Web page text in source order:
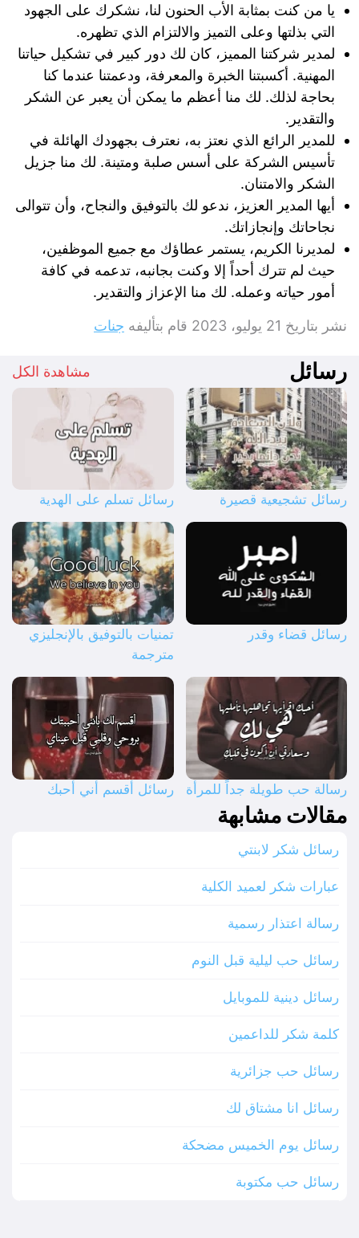
يا من كنت بمثابة الأب الحنون لنا، نشكرك على الجهود
التي بذلتها وعلى التميز والالتزام الذي تظهره.
لمدير شركتنا المميز، كان لك دور كبير في تشكيل حياتنا
المهنية. أكسبتنا الخبرة والمعرفة، ودعمتنا عندما كنا
بحاجة لذلك. لك منا أعظم ما يمكن أن يعبر عن الشكر
والتقدير.
للمدير الرائع الذي نعتز به، نعترف بجهودك الهائلة في
تأسيس الشركة على أسس صلبة ومتينة. لك منا جزيل
الشكر والامتنان.
أيها المدير العزيز، ندعو لك بالتوفيق والنجاح، وأن تتوالى
نجاحاتك وإنجازاتك.
لمديرنا الكريم، يستمر عطاؤك مع جميع الموظفين،
حيث لم تترك أحداً إلا وكنت بجانبه، تدعمه في كافة
أمور حياته وعمله. لك منا الإعزاز والتقدير.
نشر بتاريخ 21 يوليو، 2023 قام بتأليفه جنات
رسائل مشاهدة الكل
رسائل تشجيعية قصيرة رسائل تسلم على الهدية
رسائل قضاء وقدر
تمنيات بالتوفيق بالإنجليزي
مترجمة
رسالة حب طويلة جداً للمرأة رسائل أقسم أني أحبك
مقالات مشابهة
رسائل شكر لابنتي
عبارات شكر لعميد الكلية
رسالة اعتذار رسمية
رسائل حب ليلية قبل النوم
رسائل دينية للموبايل
كلمة شكر للداعمين
رسائل حب جزائرية
رسائل انا مشتاق لك
رسائل يوم الخميس مضحكة
رسائل حب مكتوبة